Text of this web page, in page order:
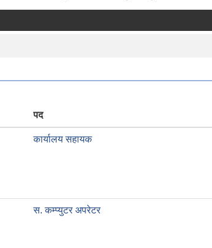
पद
कार्यालय सहायक
स. कम्प्युटर अपरेटर